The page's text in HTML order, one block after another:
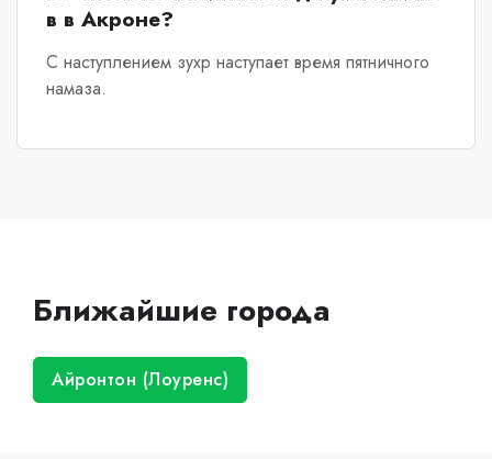
в в Акроне?
С наступлением зухр наступает время пятничного
намаза.
Ближайшие города
Айронтон (Лоуренс)